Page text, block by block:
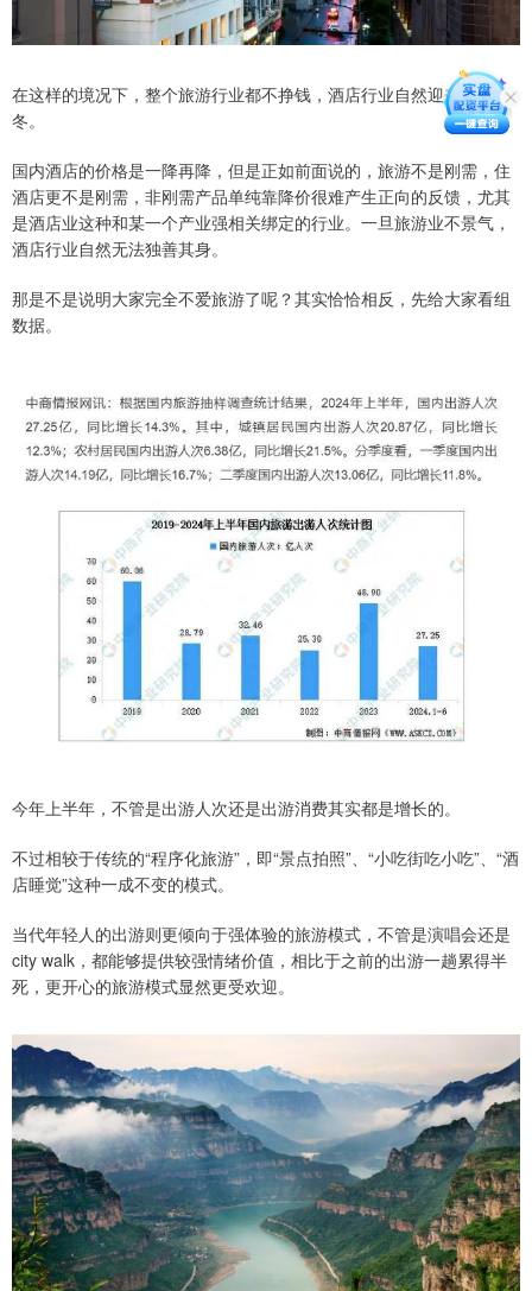
在这样的境况下，整个旅游行业都不挣钱，酒店行业自然迎来了寒
冬。
国内酒店的价格是一降再降，但是正如前面说的，旅游不是刚需，住
酒店更不是刚需，非刚需产品单纯靠降价很难产生正向的反馈，尤其
是酒店业这种和某一个产业强相关绑定的行业。一旦旅游业不景气，
酒店行业自然无法独善其身。
那是不是说明大家完全不爱旅游了呢？其实恰恰相反，先给大家看组
数据。
今年上半年，不管是出游人次还是出游消费其实都是增长的。
不过相较于传统的“程序化旅游”，即“景点拍照”、“小吃街吃小吃”、“酒
店睡觉”这种一成不变的模式。
当代年轻人的出游则更倾向于强体验的旅游模式，不管是演唱会还是
city walk，都能够提供较强情绪价值，相比于之前的出游一趟累得半
死，更开心的旅游模式显然更受欢迎。